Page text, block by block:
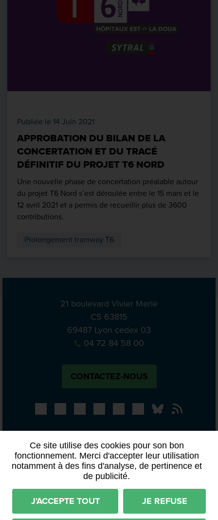
Ce site utilise des cookies pour son bon
fonctionnement. Merci d'accepter leur utilisation
notamment à des fins d'analyse, de pertinence et
de publicité.
J'ACCEPTE TOUT JE REFUSE
Publiée le 14 Juin 2021
APPROBATION DU BILAN DE LA
CONCERTATION ET DU TRACÉ
DÉFINITIF DU PROJET T6 NORD
Une nouvelle phase de concertation préalable autour
du projet T6 Nord s’est déroulée entre le 15 mars et le
12 avril 2021 et a permis de recueillir plus de 3600
contributions.
Prolongement tramway T6
21 boulevard Vivier Merle
CS 63815
69487 Lyon cedex 03
04 72 84 58 00
CONTACTEZ-NOUS
BlueskyNotre
ACTES ET DÉLIBÉRATIONS
Mentions légales RGPD
Déclaration d'accessibilité (partiellement conforme)
Conditions générales d'utilisation